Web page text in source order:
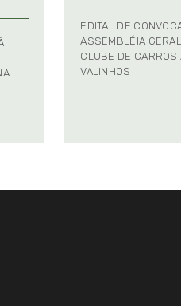
EDITAL DE
ASSEMBLÉIA
CLUBE DE CARROS
VALINHOS